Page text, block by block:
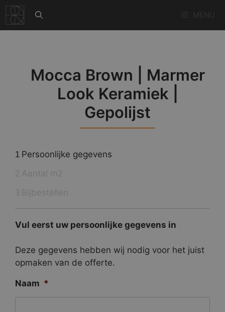
naar
de
Mocca Brown | Marmer
Look Keramiek |
Gepolijst
1 Persoonlijke gegevens
Vul eerst uw persoonlijke gegevens in
Deze gegevens hebben wij nodig voor het juist
opmaken van de offerte.
Naam *